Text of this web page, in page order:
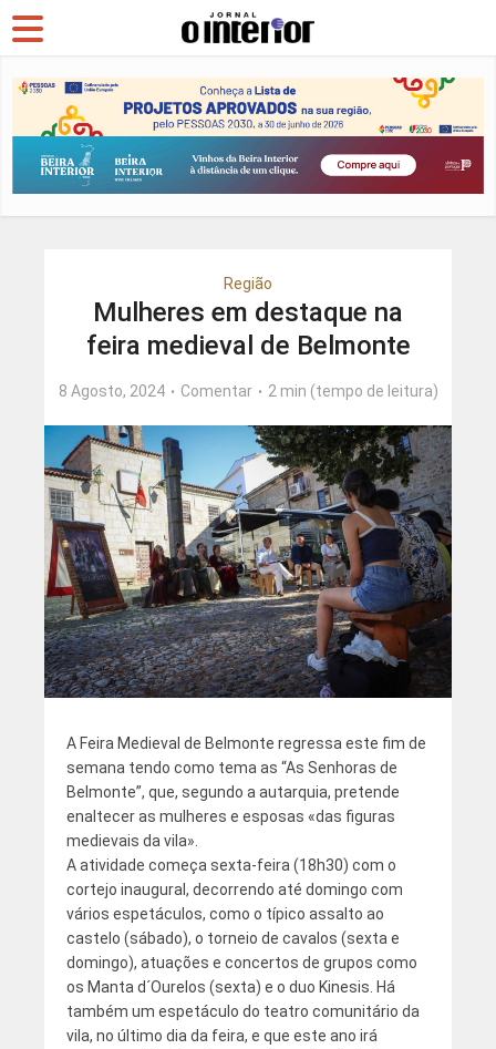
Região
Mulheres em destaque na
feira medieval de Belmonte
8 Agosto, 2024 Comentar 2 min (tempo de leitura)
A Feira Medieval de Belmonte regressa este fim de
semana tendo como tema as “As Senhoras de
Belmonte”, que, segundo a autarquia, pretende
enaltecer as mulheres e esposas «das figuras
medievais da vila».
A atividade começa sexta-feira (18h30) com o
cortejo inaugural, decorrendo até domingo com
vários espetáculos, como o típico assalto ao
castelo (sábado), o torneio de cavalos (sexta e
domingo), atuações e concertos de grupos como
os Manta d´Ourelos (sexta) e o duo Kinesis. Há
também um espetáculo do teatro comunitário da
vila, no último dia da feira, e que este ano irá